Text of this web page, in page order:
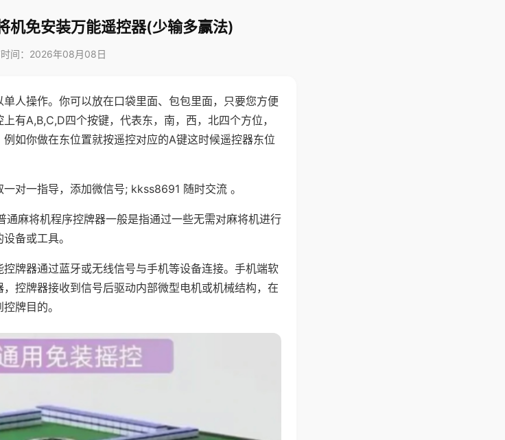
机免安装万能遥控器(少输多赢法)
间：2026年08月08日
人操作。你可以放在口袋里面、包包里面，只要您方便
有A,B,C,D四个按键，代表东，南，西，北四个方位，
如你做在东位置就按遥控对应的A键这时候遥控器东位
对一指导，添加微信号; kkss8691 随时交流 。
通麻将机程序控牌器一般是指通过一些无需对麻将机进行
备或工具。
牌器通过蓝牙或无线信号与手机等设备连接。手机端软
控牌器接收到信号后驱动内部微型电机或机械结构，在
牌目的。